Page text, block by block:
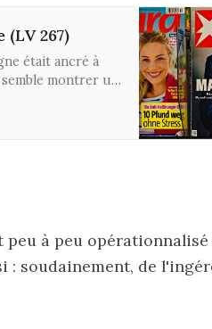
267)
était ancré à
montrer un
à peu
: soudainement, de